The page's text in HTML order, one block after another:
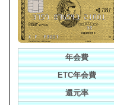
年会費
ETC年会費
還元率